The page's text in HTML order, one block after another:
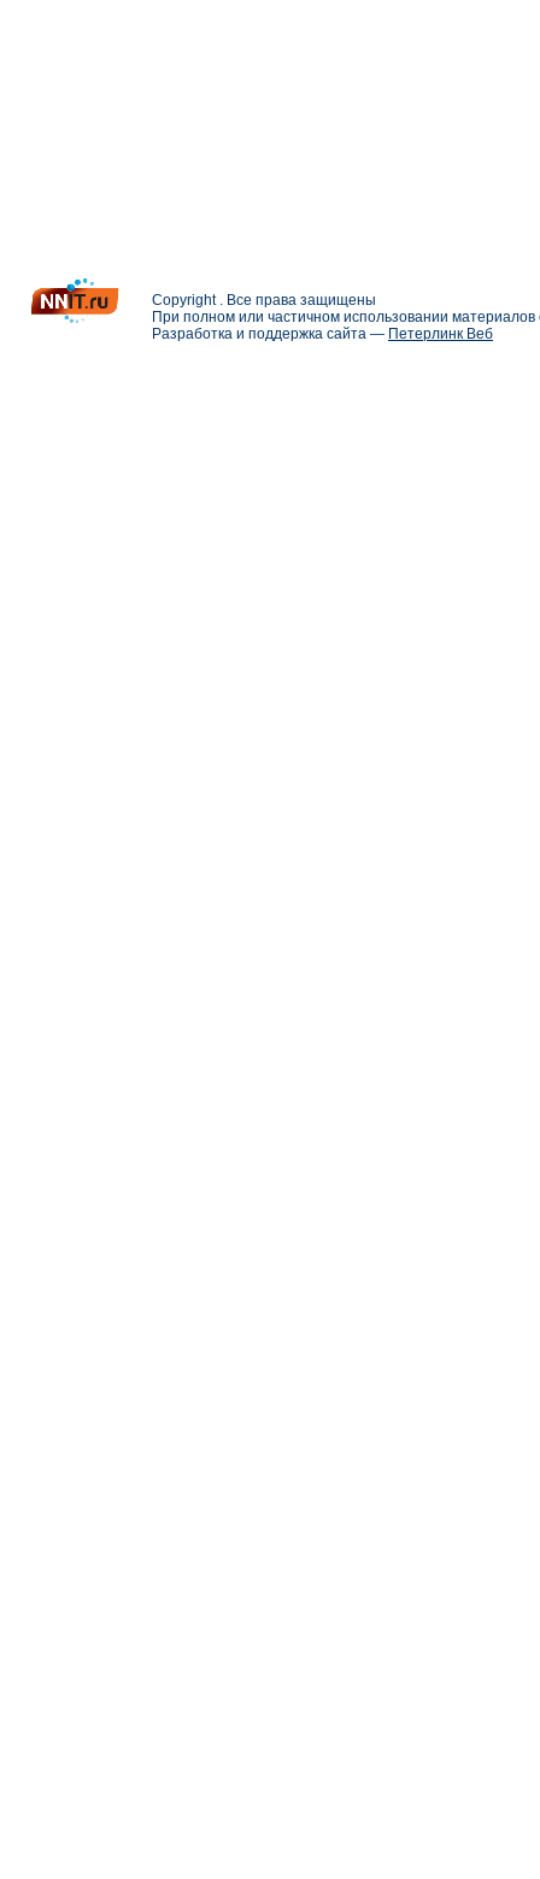
Copyright . Все права защищены
При полном или частичном использовании
Разработка и поддержка сайта — Петерлинк Веб